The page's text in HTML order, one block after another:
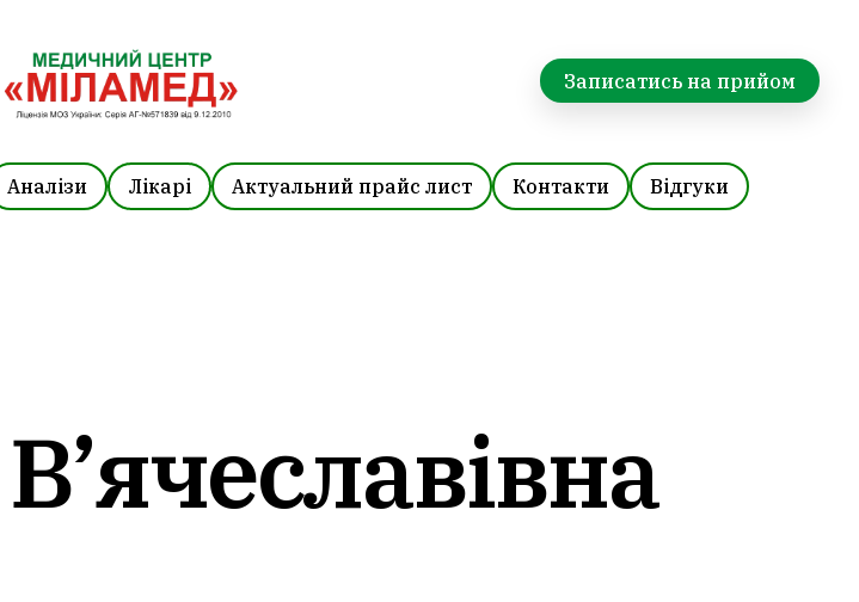
Записатись на прийом
Аналізи Лікарі Актуальний прайс лист Контакти Відгуки